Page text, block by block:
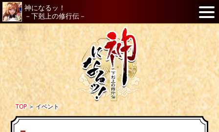
神になるッ！
－下剋上の修行伝－
TOP＞イベント